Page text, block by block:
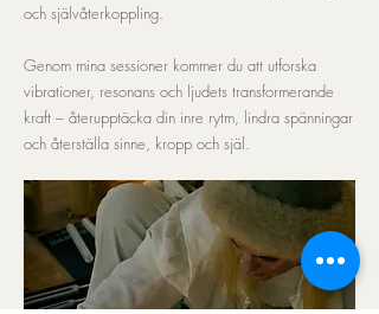
och självåterkoppling.
Genom mina sessioner kommer du att utforska
vibrationer, resonans och ljudets transformerande
kraft – återupptäcka din inre rytm, lindra spänningar
och återställa sinne, kropp och själ.